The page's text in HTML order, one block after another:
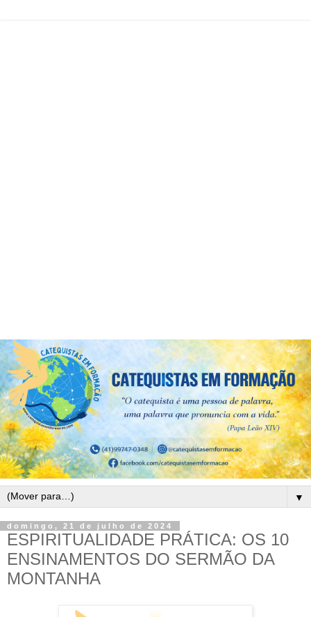
▼
domingo, 21 de julho de 2024
ESPIRITUALIDADE PRÁTICA: OS 10
ENSINAMENTOS DO SERMÃO DA
MONTANHA